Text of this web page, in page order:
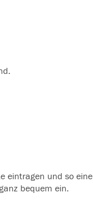
eintragen und so eine
bequem ein.